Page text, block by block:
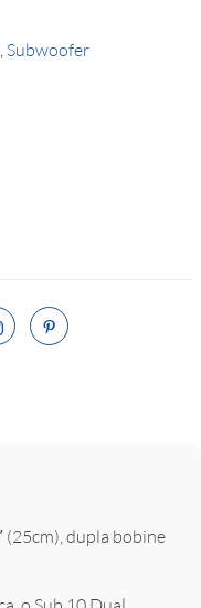
, Subwoofer
(25cm), dupla bobine